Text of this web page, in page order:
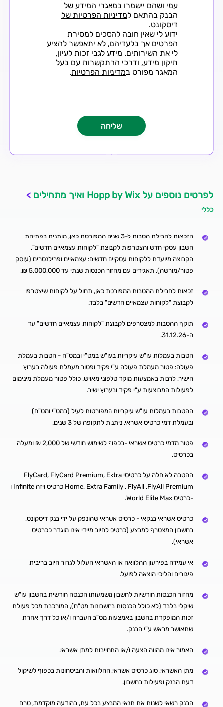
עמי ושהם יישמרו במאגרי המידע של
הבנק בהתאם למדיניות הפרטיות של
דיסקונט.
ידוע לי שאין חובה להסכים למסירת
הפרטים אך בלעדיהם, לא יתאפשר להציע
לי את השירותים. מידע לגבי זכות לעיון,
תיקון מידע, ודרכי ההתקשרות עם בעל
המאגר מפורט במדיניות הפרטיות.
לפרטים נוספים על Hopp by Wix ואיך מתחילים >
כללי
הזכאות לחבילת הטבות ל-3 שנים המפורטת כאן, מותנית בפתיחת
חשבון עסקי חדש והצטרפות לקבוצת "לקוחות עצמאיים חדשים".
הקבוצה מיועדת ללקוחות עסקיים חדשים: עצמאיים ופרילנסרים (עוסק
פטור/מורשה), תאגידים עם מחזור הכנסות שנתי עד 5,000,000 ₪.
זכאות לחבילת ההטבות המפורטת כאן, תחול על לקוחות שיצטרפו
לקבוצת "לקוחות עצמאיים חדשים" בלבד.
תוקף ההטבות למצטרפים לקבוצת "לקוחות עצמאיים חדשים" עד
ה-31.12.26.
הטבות בעמלות עו"ש עיקריות בעו"ש במט"י ובמט"ח - הטבות בעמלת
פעולה: פטור מעמלת פעולה ע"י פקיד ופטור מעמלת פעולה בערוץ
הישיר, לרבות באמצעות מוקד טלפוני מאויש. כולל פטור מעמלת מינימום
לפעולות המבוצעות ע"י פקיד ובערוץ ישיר.
ההטבות בעמלות עו"ש עיקריות המפורטות לעיל (במט"י ומט"ח)
ובעמלת דמי כרטיס אשראי, ניתנות לתקופה של 3 שנים.
פטור מדמי כרטיס אשראי -בכפוף לשימוש חודשי של 2,000 ₪ ומעלה
בכרטיס.
ההטבה לא חלה על כרטיסי FlyCard, FlyCard Premium, Extra
Home, Extra Family , FlyAll ,FlyAll Premium כרטיס ויזה Infinite ו
-כרטיס World Elite Max.
כרטיס אשראי בנקאי - כרטיס אשראי שהונפק על ידי בנק דיסקונט,
בחשבון המצטרף למבצע (כרטיס לחיוב מיידי אינו מוגדר ככרטיס
אשראי).
אי עמידה בפירעון ההלוואה או האשראי העלול לגרור חיוב בריבית
פיגורים והליכי הוצאה לפועל.
מחזור הכנסות חודשיות לחשבון משמעותו הכנסה חודשית בחשבון עו"ש
שיקלי בלבד (לא כולל הכנסות בחשבונות מט"ח), המורכבת מכל פעולת
זכות המופקדת בחשבון באמצעות מס"ב העברה ו/או כל דרך אחרת
שתאושר מראש ע"י הבנק.
האמור אינו מהווה הצעה ו/או התחייבות למתן אשראי.
מתן האשראי, סוג כרטיס אשראי, ההלוואות והביטחונות בכפוף לשיקול
דעת הבנק ופעילות בחשבון.
הבנק רשאי לשנות את תנאי המבצע בכל עת, בהודעה מוקדמת, טרם